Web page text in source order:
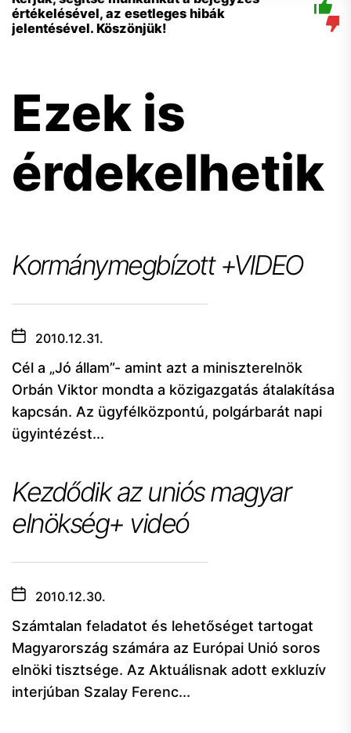
értékelésével, az esetleges hibák
jelentésével. Köszönjük!
Ezek is
érdekelhetik
Kormánymegbízott +VIDEO
2010.12.31.
Cél a „Jó állam”- amint azt a miniszterelnök
Orbán Viktor mondta a közigazgatás átalakítása
kapcsán. Az ügyfélközpontú, polgárbarát napi
ügyintézést...
Kezdődik az uniós magyar
elnökség+ videó
2010.12.30.
Számtalan feladatot és lehetőséget tartogat
Magyarország számára az Európai Unió soros
elnöki tisztsége. Az Aktuálisnak adott exkluzív
interjúban Szalay Ferenc...